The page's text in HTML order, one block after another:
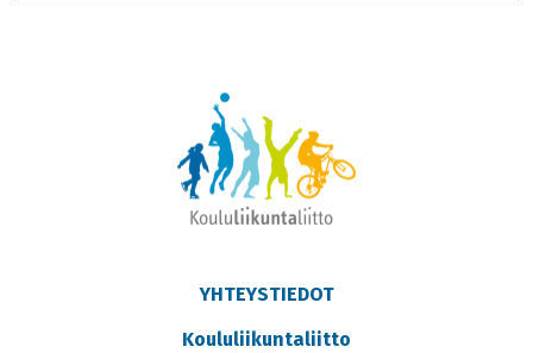
YHTEYSTIEDOT
Koululiikuntaliitto